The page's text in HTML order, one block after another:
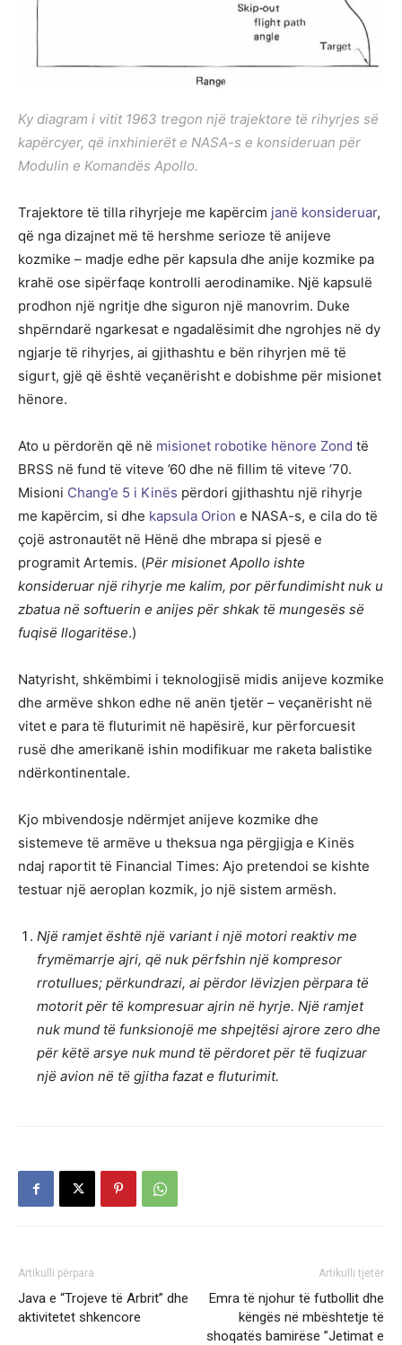
Ky diagram i vitit 1963 tregon një trajektore të rihyrjes së
kapërcyer, që inxhinierët e NASA-s e konsideruan për
Modulin e Komandës Apollo.
Trajektore të tilla rihyrjeje me kapërcim janë konsideruar,
që nga dizajnet më të hershme serioze të anijeve
kozmike – madje edhe për kapsula dhe anije kozmike pa
krahë ose sipërfaqe kontrolli aerodinamike. Një kapsulë
prodhon një ngritje dhe siguron një manovrim. Duke
shpërndarë ngarkesat e ngadalësimit dhe ngrohjes në dy
ngjarje të rihyrjes, ai gjithashtu e bën rihyrjen më të
sigurt, gjë që është veçanërisht e dobishme për misionet
hënore.
Ato u përdorën që në misionet robotike hënore Zond të
BRSS në fund të viteve ’60 dhe në fillim të viteve ’70.
Misioni Chang’e 5 i Kinës përdori gjithashtu një rihyrje
me kapërcim, si dhe kapsula Orion e NASA-s, e cila do të
çojë astronautët në Hënë dhe mbrapa si pjesë e
programit Artemis. (Për misionet Apollo ishte
konsideruar një rihyrje me kalim, por përfundimisht nuk u
zbatua në softuerin e anijes për shkak të mungesës së
fuqisë llogaritëse.)
Natyrisht, shkëmbimi i teknologjisë midis anijeve kozmike
dhe armëve shkon edhe në anën tjetër – veçanërisht në
vitet e para të fluturimit në hapësirë, kur përforcuesit
rusë dhe amerikanë ishin modifikuar me raketa balistike
ndërkontinentale.
Kjo mbivendosje ndërmjet anijeve kozmike dhe
sistemeve të armëve u theksua nga përgjigja e Kinës
ndaj raportit të Financial Times: Ajo pretendoi se kishte
testuar një aeroplan kozmik, jo një sistem armësh.
Një ramjet është një variant i një motori reaktiv me
frymëmarrje ajri, që nuk përfshin një kompresor
rrotullues; përkundrazi, ai përdor lëvizjen përpara të
motorit për të kompresuar ajrin në hyrje. Një ramjet
nuk mund të funksionojë me shpejtësi ajrore zero dhe
për këtë arsye nuk mund të përdoret për të fuqizuar
një avion në të gjitha fazat e fluturimit.
Artikulli përpara
Java e “Trojeve të Arbrit” dhe
aktivitetet shkencore
Artikulli tjetër
Emra të njohur të futbollit dhe
këngës në mbështetje të
shoqatës bamirëse ”Jetimat e